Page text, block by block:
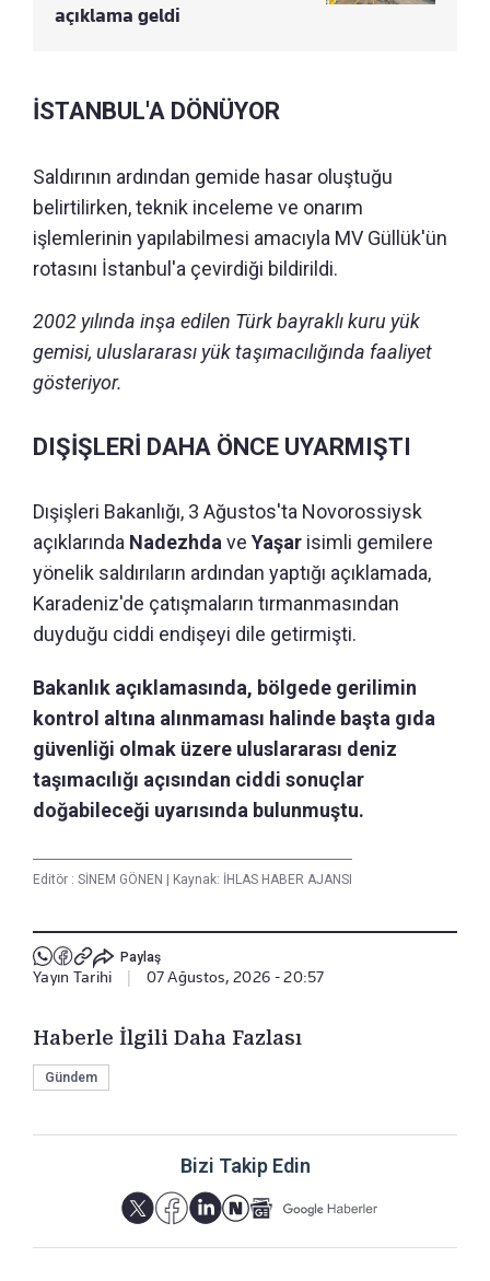
açıklama geldi
İSTANBUL'A DÖNÜYOR
Saldırının ardından gemide hasar oluştuğu
belirtilirken, teknik inceleme ve onarım
işlemlerinin yapılabilmesi amacıyla MV Güllük'ün
rotasını İstanbul'a çevirdiği bildirildi.
2002 yılında inşa edilen Türk bayraklı kuru yük
gemisi, uluslararası yük taşımacılığında faaliyet
gösteriyor.
DIŞİŞLERİ DAHA ÖNCE UYARMIŞTI
Dışişleri Bakanlığı, 3 Ağustos'ta Novorossiysk
açıklarında Nadezhda ve Yaşar isimli gemilere
yönelik saldırıların ardından yaptığı açıklamada,
Karadeniz'de çatışmaların tırmanmasından
duyduğu ciddi endişeyi dile getirmişti.
Bakanlık açıklamasında, bölgede gerilimin
kontrol altına alınmaması halinde başta gıda
güvenliği olmak üzere uluslararası deniz
taşımacılığı açısından ciddi sonuçlar
doğabileceği uyarısında bulunmuştu.
Editör : SİNEM GÖNEN | Kaynak: İHLAS HABER AJANSI
Paylaş
Yayın Tarihi | 07 Ağustos, 2026 - 20:57
Haberle İlgili Daha Fazlası
Gündem
Bizi Takip Edin